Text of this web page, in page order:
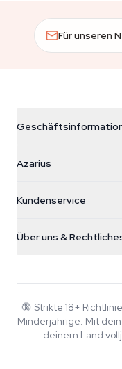
Für unseren
Galvaniweg 11
Nederland
+31(0)204897914
Azarius
Smokeshop
Kundenservice
FAQ
Datenschutzrichtlinie
Über uns &
Wiki
Blog
Musik
🔞 Strikte 18+
Minderjährige. Mit
deinem Land